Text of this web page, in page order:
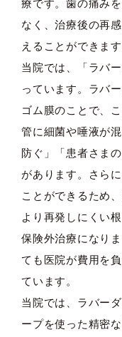
療です。歯の痛み
なく、治療後の再
えることができます
当院では、「ラバ
っています。ラバ
ゴム膜のことで、
管に細菌や唾液が
防ぐ」「患者さま
があります。さら
ことができるため
より再発しにくい
保険外治療になり
ても医院が費用を
ています。
当院では、ラバー
ープを使った精密